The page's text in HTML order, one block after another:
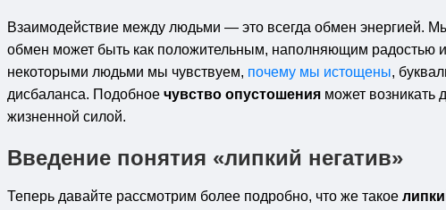
Взаимодействие между людьми — это всегда обмен энергией.
обмен может быть как положительным, наполняющим радостью
некоторыми людьми мы чувствуем, почему мы истощены,
дисбаланса. Подобное чувство опустошения может возникать
жизненной силой.
Введение понятия «липкий негатив»
Теперь давайте рассмотрим более подробно, что же такое